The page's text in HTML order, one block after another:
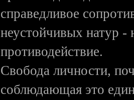
справедливое
неустойчивых натур -
противодействие.
Свобода личности,
соблюдающая это